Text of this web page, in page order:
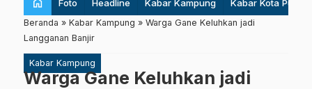
Foto Headline Kabar Kampung Kabar Kota Pulau
Beranda » Kabar Kampung » Warga Gane Keluhkan jadi
Langganan Banjir
Kabar Kampung
Warga Gane Keluhkan jadi